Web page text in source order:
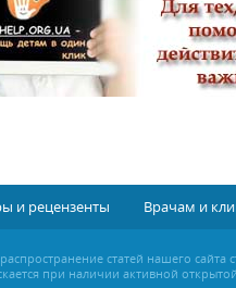
и рецензенты Врачам и
статей нашего сайта
при наличии активной